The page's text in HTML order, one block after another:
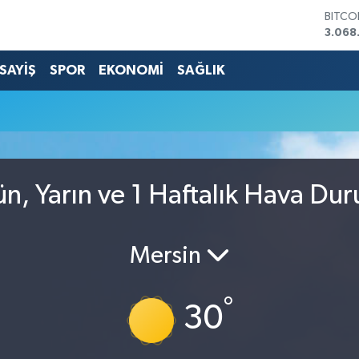
GRAM
13.703
SPOR EKONOMİ SAĞLIK
Yarın ve 1 Haftalık Hava
Mersin
30°